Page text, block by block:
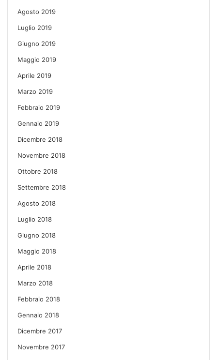
Agosto 2019
Luglio 2019
Giugno 2019
Maggio 2019
Aprile 2019
Marzo 2019
Febbraio 2019
Gennaio 2019
Dicembre 2018
Novembre 2018
Ottobre 2018
Settembre 2018
Agosto 2018
Luglio 2018
Giugno 2018
Maggio 2018
Aprile 2018
Marzo 2018
Febbraio 2018
Gennaio 2018
Dicembre 2017
Novembre 2017